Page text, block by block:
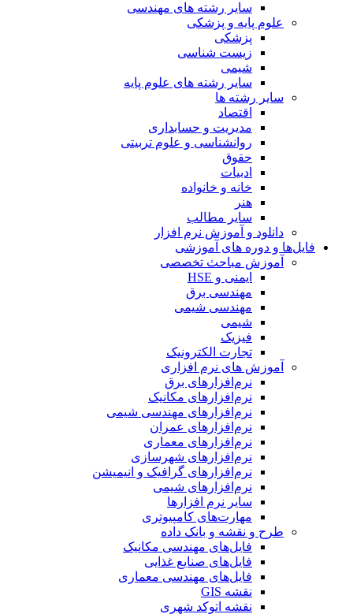
سایر رشته های مهندسی
علوم پایه و پزشکی
پزشکی
زیست شناسی
شیمی
سایر رشته های علوم پایه
سایر رشته ها
اقتصاد
مدیریت و حسابداری
روانشناسی و علوم تربیتی
حقوق
ادبیات
خانه و خانواده
هنر
سایر مطالب
دانلود و آموزش نرم افزار
فایل‌ها و دوره های آموزشی
آموزش مباحث تخصصی
ایمنی و HSE
مهندسی برق
مهندسی شیمی
شیمی
فیزیک
تجارت الکترونیک
آموزش های نرم افزاری
نرم‌افزارهای برق
نرم‌افزارهای مکانیک
نرم‌افزارهای مهندسی شیمی
نرم‌افزارهای عمران
نرم‌افزارهای معماری
نرم‌افزارهای شهرسازی
نرم‌افزارهای گرافیک و انیمیشن
نرم‌افزارهای شیمی
سایر نرم افزارها
مهارت‌های کامپیوتری
طرح و نقشه و بانک داده
فایل‌های مهندسی مکانیک
فایل‌های صنایع غذایی
فایل‌های مهندسی معماری
نقشه GIS
نقشه اتوکد شهری